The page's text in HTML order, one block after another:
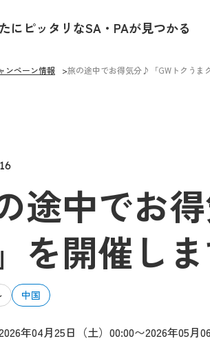
にピッタリなSA・PAが見つかる
ンペーン情報 旅の途中でお得気分♪「GWトクうま
途中でお
を開催しま
中国
年04月25日（土）00:00〜2026年05月